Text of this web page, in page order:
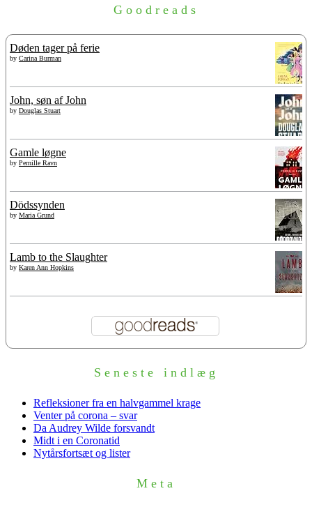
Goodreads
Døden tager på ferie
by Carina Burman
John, søn af John
by Douglas Stuart
Gamle løgne
by Pernille Ravn
Dödssynden
by Maria Grund
Lamb to the Slaughter
by Karen Ann Hopkins
Seneste indlæg
Refleksioner fra en halvgammel krage
Venter på corona – svar
Da Audrey Wilde forsvandt
Midt i en Coronatid
Nytårsfortsæt og lister
Meta